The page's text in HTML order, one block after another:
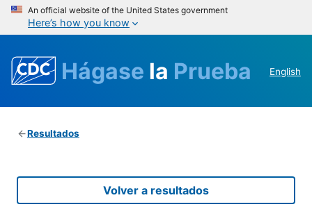
An official website of the United States government
Here’s how you know
Hágase la Prueba English
Resultados
Volver a resultados